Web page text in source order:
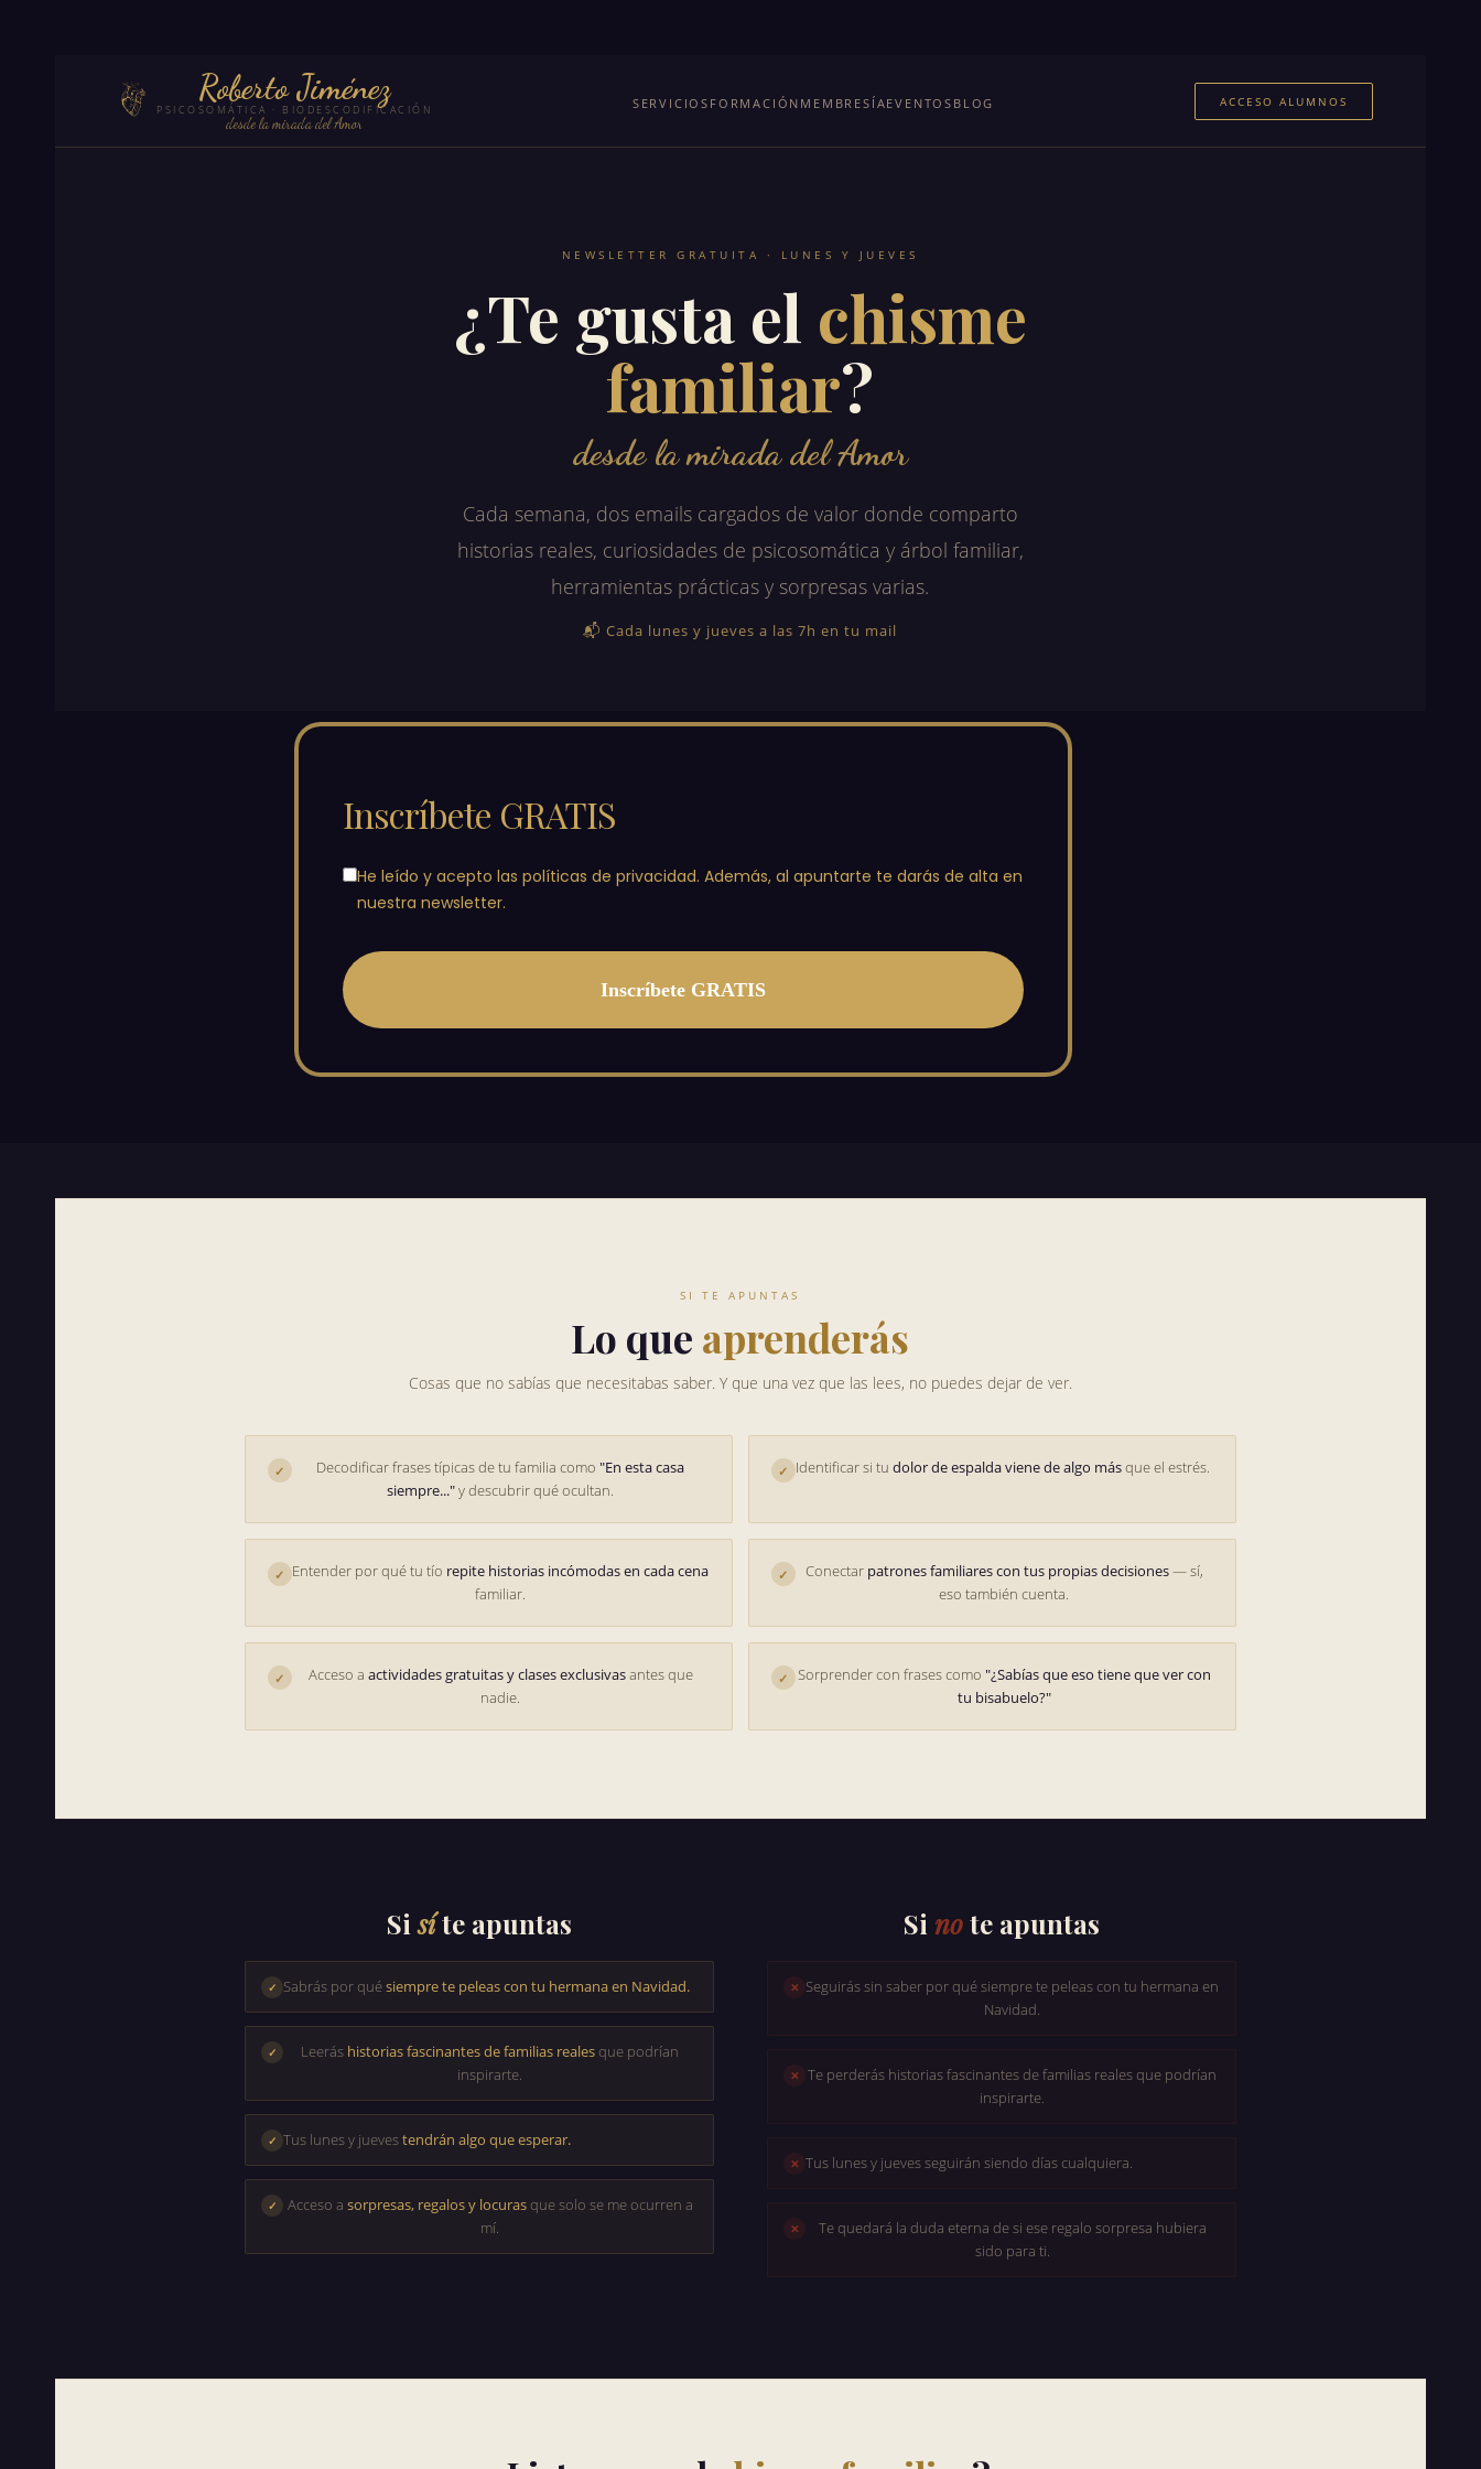
Roberto Jiménez
PSICOSOMÁTICA · BIODESCODIFICACIÓN
desde la mirada del Amor
SERVICIOS FORMACIÓN MEMBRESÍAEVENTOS BLOG ACCESO ALUMNOS
NEWSLETTER GRATUITA · LUNES Y JUEVES
¿Te gusta el chisme
familiar?
desde la mirada del Amor
Cada semana, dos emails cargados de valor donde comparto
historias reales, curiosidades de psicosomática y árbol familiar,
herramientas prácticas y sorpresas varias.
📬 Cada lunes y jueves a las 7h en tu mail
Inscríbete GRATIS
He leído y acepto las políticas de privacidad. Además, al apuntarte te darás de alta en
nuestra newsletter.
Inscríbete GRATIS
SI TE APUNTAS
Lo que aprenderás
Cosas que no sabías que necesitabas saber. Y que una vez que las lees, no puedes dejar de ver.
✓ Decodificar frases típicas de tu familia como"En esta casa
siempre..."y descubrir qué ocultan.
✓ Identificar si tu dolor de espalda viene de algo másque el estrés.
✓ Entender por qué tu tío repite historias incómodas en cada cena
familiar.
✓ Conectar patrones familiares con tus propias decisiones— sí,
eso también cuenta.
✓ Acceso a actividades gratuitas y clases exclusivasantes que
nadie.
✓ Sorprender con frases como "¿Sabías que eso tiene que ver con
tu bisabuelo?"
Sisíte apuntas
✓ Sabrás por quésiempre te peleas con tu hermana en Navidad.
✓ Leerás historias fascinantes de familias reales que podrían
inspirarte.
✓ Tus lunes y juevestendrán algo que esperar.
✓ Acceso a sorpresas, regalos y locurasque solo se me ocurren a
mí.
Si note apuntas
✕ Seguirás sin saber por qué siempre te peleas con tu hermana en
Navidad.
✕
Te perderás historias fascinantes de familias reales que podrían
inspirarte.
✕ Tus lunes y jueves seguirán siendo días cualquiera.
✕
Te quedará la duda eterna de si ese regalo sorpresa hubiera
sido para ti.